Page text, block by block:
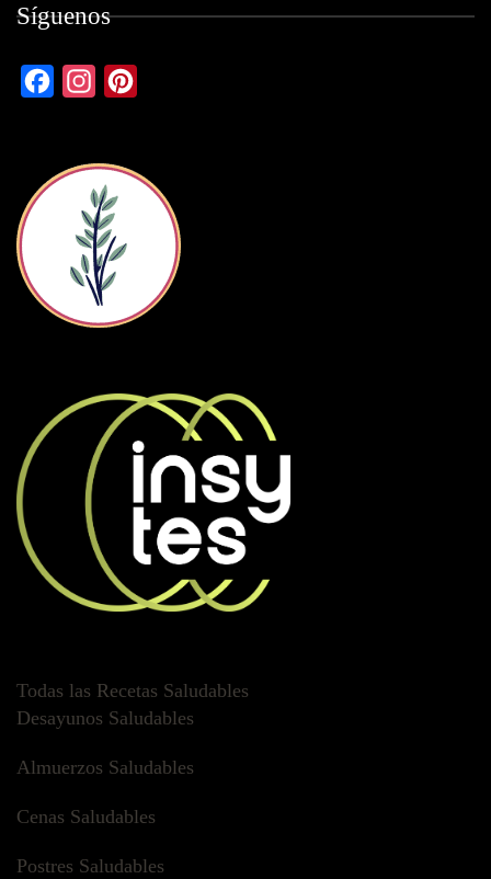
Síguenos
Todas las Recetas Saludables
Desayunos Saludables
Almuerzos Saludables
Cenas Saludables
Postres Saludables